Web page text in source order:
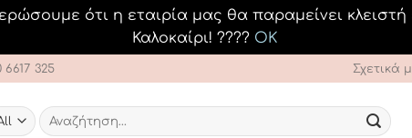
ότι η εταιρία μας θα παραμείνει
Καλοκαίρι! ????️ OK
6617 325 Σχετικά
Αναζήτηση
για: